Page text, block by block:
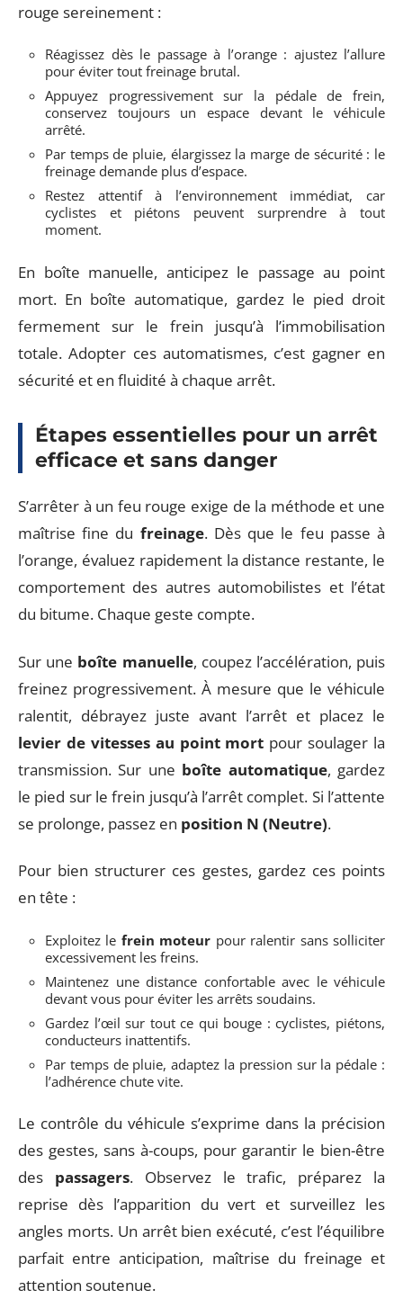
rouge sereinement :
Réagissez dès le passage à l’orange : ajustez l’allure
pour éviter tout freinage brutal.
Appuyez progressivement sur la pédale de frein,
conservez toujours un espace devant le véhicule
arrêté.
Par temps de pluie, élargissez la marge de sécurité : le
freinage demande plus d’espace.
Restez attentif à l’environnement immédiat, car
cyclistes et piétons peuvent surprendre à tout
moment.
En boîte manuelle, anticipez le passage au point
mort. En boîte automatique, gardez le pied droit
fermement sur le frein jusqu’à l’immobilisation
totale. Adopter ces automatismes, c’est gagner en
sécurité et en fluidité à chaque arrêt.
Étapes essentielles pour un arrêt
efficace et sans danger
S’arrêter à un feu rouge exige de la méthode et une
maîtrise fine du freinage. Dès que le feu passe à
l’orange, évaluez rapidement la distance restante, le
comportement des autres automobilistes et l’état
du bitume. Chaque geste compte.
Sur une boîte manuelle, coupez l’accélération, puis
freinez progressivement. À mesure que le véhicule
ralentit, débrayez juste avant l’arrêt et placez le
levier de vitesses au point mort pour soulager la
transmission. Sur une boîte automatique, gardez
le pied sur le frein jusqu’à l’arrêt complet. Si l’attente
se prolonge, passez en position N (Neutre).
Pour bien structurer ces gestes, gardez ces points
en tête :
Exploitez le frein moteur pour ralentir sans solliciter
excessivement les freins.
Maintenez une distance confortable avec le véhicule
devant vous pour éviter les arrêts soudains.
Gardez l’œil sur tout ce qui bouge : cyclistes, piétons,
conducteurs inattentifs.
Par temps de pluie, adaptez la pression sur la pédale :
l’adhérence chute vite.
Le contrôle du véhicule s’exprime dans la précision
des gestes, sans à-coups, pour garantir le bien-être
des passagers. Observez le trafic, préparez la
reprise dès l’apparition du vert et surveillez les
angles morts. Un arrêt bien exécuté, c’est l’équilibre
parfait entre anticipation, maîtrise du freinage et
attention soutenue.